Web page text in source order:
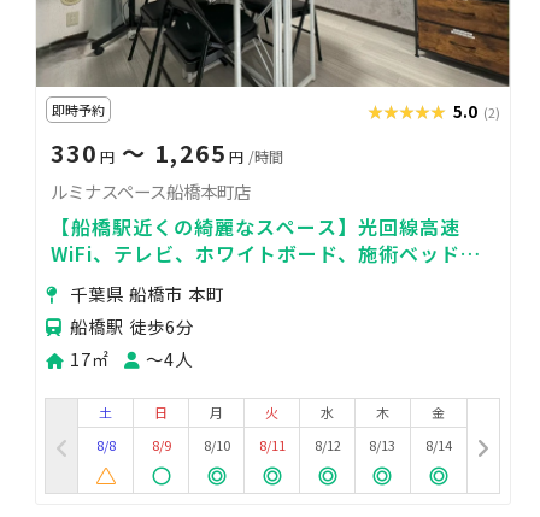
即時予約 ★★★★★
★★★★★ 5.0 (2)
330 円〜 1,265 円 /時間
ルミナスペース船橋本町店
【船橋駅近くの綺麗なスペース】光回線高速
WiFi、テレビ、ホワイトボード、施術ベッド完
備☆会議/打合せ/オンライン/サロンに最適
千葉県 船橋市 本町
船橋駅 徒歩6分
17㎡
〜4人
土
8/8
日
8/9
月
8/10
火
8/11
水
8/12
木
8/13
金
8/14